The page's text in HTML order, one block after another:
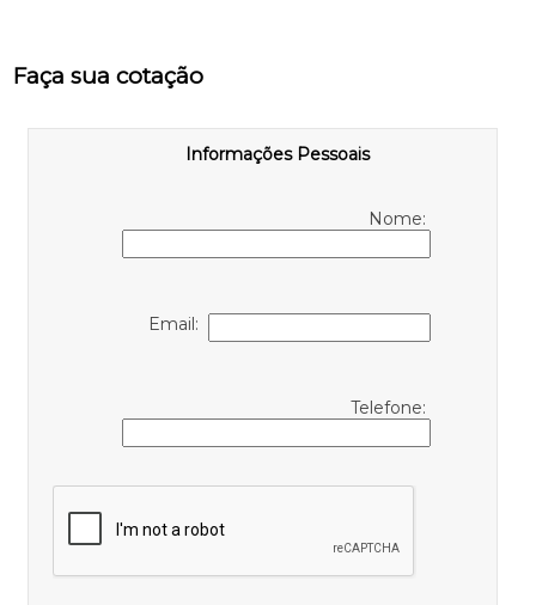
Faça sua cotação
Informações Pessoais
Nome:
Email:
Telefone: